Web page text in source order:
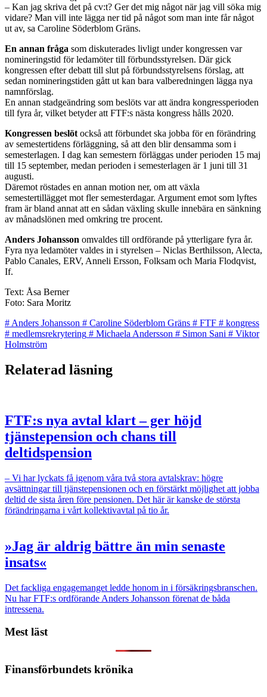
– Kan jag skriva det på cv:t? Ger det mig något när jag vill söka mig
vidare? Man vill inte lägga ner tid på något som man inte får något
ut av, sa Caroline Söderblom Gräns.
En annan fråga som diskuterades livligt under kongressen var
nomineringstid för ledamöter till förbundsstyrelsen. Där gick
kongressen efter debatt till slut på förbundsstyrelsens förslag, att
sedan nomineringstiden gått ut kan bara valberedningen lägga nya
namnförslag.
En annan stadgeändring som beslöts var att ändra kongressperioden
till fyra år, vilket betyder att FTF:s nästa kongress hålls 2020.
Kongressen beslöt också att förbundet ska jobba för en förändring
av semestertidens förläggning, så att den blir densamma som i
semesterlagen. I dag kan semestern förläggas under perioden 15 maj
till 15 september, medan perioden i semesterlagen är 1 juni till 31
augusti.
Däremot röstades en annan motion ner, om att växla
semestertillägget mot fler semesterdagar. Argument emot som lyftes
fram är bland annat att en sådan växling skulle innebära en sänkning
av månadslönen med omkring tre procent.
Anders Johansson omvaldes till ordförande på ytterligare fyra år.
Fyra nya ledamöter valdes in i styrelsen – Niclas Berthilsson, Alecta,
Pablo Canales, ERV, Anneli Ersson, Folksam och Maria Flodqvist,
If.
Text: Åsa Berner
Foto: Sara Moritz
# Anders Johansson # Caroline Söderblom Gräns # FTF # kongress
# medlemsrekrytering # Michaela Andersson # Simon Sani # Viktor
Holmström
Relaterad läsning
FTF:s nya avtal klart – ger höjd
tjänstepension och chans till
deltidspension
– Vi har lyckats få igenom våra två stora avtalskrav: högre
avsättningar till tjänstepensionen och en förstärkt möjlighet att jobba
deltid de sista åren före pensionen. Det här är kanske de största
förändringarna i vårt kollektivavtal på tio år.
»Jag är aldrig bättre än min senaste
insats«
Det fackliga engagemanget ledde honom in i försäkringsbranschen.
Nu har FTF:s ordförande Anders Johansson förenat de båda
intressena.
Mest läst
Finansförbundets krönika